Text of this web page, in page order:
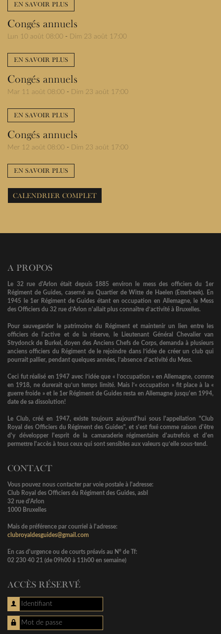
EN SAVOIR PLUS
Congés annuels
Lun 10 août 08:00 - Dim 23 août 17:00
EN SAVOIR PLUS
Congés annuels
Mar 11 août 08:00 - Dim 23 août 17:00
EN SAVOIR PLUS
Congés annuels
Mer 12 août 08:00 - Dim 23 août 17:00
EN SAVOIR PLUS
CALENDRIER COMPLET
A PROPOS
Le 32 rue d'Arlon était depuis 1885 environ le mess des officiers du 1er
Régiment de Guides, caserné au Quartier de Witte de Haelen (Etterbeek). En
1945 le 1er Régiment de Guides étant en occupation en Allemagne, le Mess
des Officiers du 32 rue d’Arlon n'allait plus connaître d’activité à Bruxelles.
Pour sauvegarder le patrimoine du Régiment et maintenir un lien entre les
officiers de l'active et de la réserve, le Lieutenant Général Chevalier van
Strydonck de Burkel, doyen des Anciens Chefs de Corps, demanda à plusieurs
anciens officiers du Régiment de le rejoindre dans l’idée de créer un club qui
pourrait pallier, pendant quelques années, l’absence d’activité du Mess.
Ceci fut réalisé en 1947 avec l’idée que « l’occupation » en Allemagne, comme
en 1918, ne durerait qu’un temps limité. Mais l’« occupation » fit place à la «
guerre froide » et le 1er Régiment de Guides resta en Allemagne jusqu'en 1994,
date de sa dissolution!
Le Club, créé en 1947, existe toujours aujourd'hui sous l'appellation "Club
Royal des Officiers du Régiment des Guides", et s'est fixé comme raison d'être
d'y développer l'esprit de la camaraderie régimentaire d'autrefois et d'en
permettre l'accès à tous ceux qui sont sensibles aux valeurs qu’elle sous-tend.
CONTACT
Vous pouvez nous contacter par voie postale à l'adresse:
Club Royal des Officiers du Régiment des Guides, asbl
32 rue d'Arlon
1000 Bruxelles
Mais de préférence par courriel à l'adresse:
clubroyaldesguides@gmail.com
En cas d'urgence ou de courts préavis au N° de Tf:
02 230 40 21 (de 09h00 à 11h00 en semaine)
ACCÈS RÉSERVÉ
Identifiant
Mot de passe